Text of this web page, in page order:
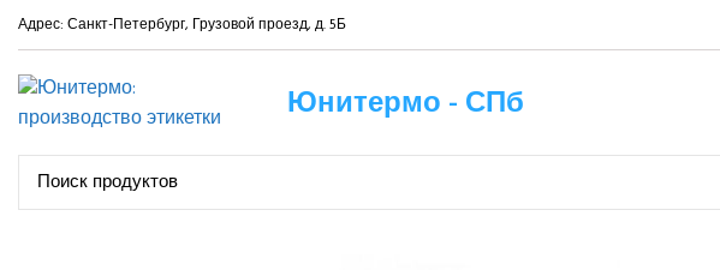
Адрес: Санкт-Петербург, Грузовой проезд, д. 5Б
Юнитермо - СПб